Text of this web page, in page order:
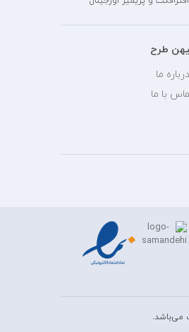
طرح
درباره ما
با ما
می‌باشد.